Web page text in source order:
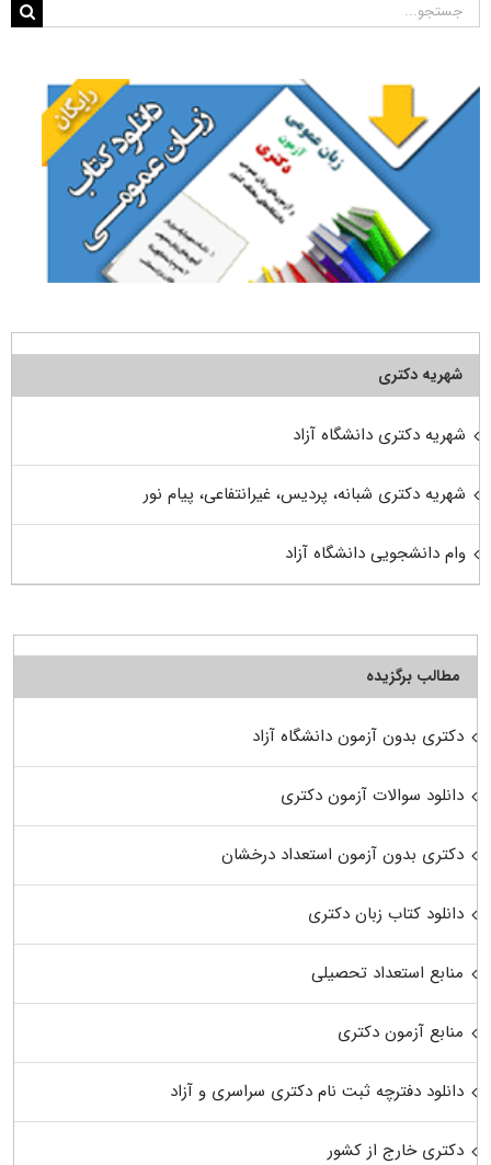
جستجو
شهریه دکتری
شهریه دکتری دانشگاه آزاد
شهریه دکتری شبانه، پردیس، غیرانتفاعی، پیام نور
وام دانشجویی دانشگاه آزاد
مطالب برگزیده
دکتری بدون آزمون دانشگاه آزاد
دانلود سوالات آزمون دکتری
دکتری بدون آزمون استعداد درخشان
دانلود کتاب زبان دکتری
منابع استعداد تحصیلی
منابع آزمون دکتری
دانلود دفترچه ثبت نام دکتری سراسری و آزاد
دکتری خارج از کشور